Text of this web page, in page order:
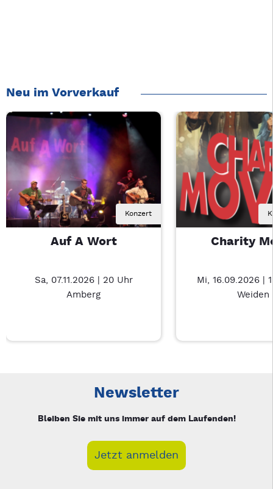
Neu im Vorverkauf
Konzert
Auf A Wort
Sa, 07.11.2026 | 20 Uhr
Amberg
Charity
Mi, 16.09.2026 |
Weiden
Newsletter
Bleiben Sie mit uns immer auf dem Laufenden!
Jetzt anmelden